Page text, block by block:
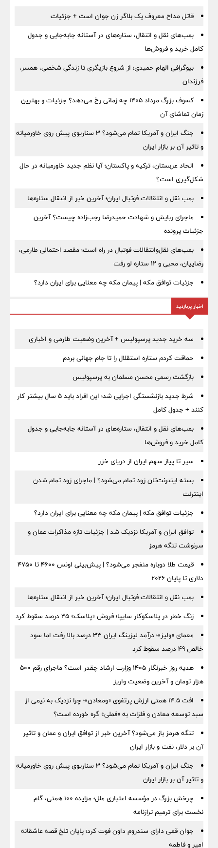
قاتل مداح معروف یک بلاگر زن جوان است + جزئیات
بمب‌های نقل و انتقال، ستاره‌های در آستانه جابه‌جایی و جدول
کامل خرید و فروش‌ها
بیوگرافی الهام حمیدی؛ از شروع بازیگری تا زندگی شخصی، همسر،
فرزندان
کسوف بزرگ مرداد ۱۴۰۵ چه زمانی رخ می‌دهد؟ جزئیات و بهترین
زمان تماشای آن
جنگ ایران و آمریکا تمام می‌شود؟ ۳ سناریوی پیش روی خاورمیانه
و تاثیر آن بر بازار ایران
اتحاد عربستان، ترکیه و پاکستان؛ آیا نظم جدید خاورمیانه در حال
شکل‌گیری است؟
بمب نقل‌ و انتقالات فوتبال ایران؛ آخرین خبر از انتقال ستاره‌ها
ماجرای ربایش و شهادت حمیدرضا رجب‌زاده چیست؟ آخرین
جزئیات پرونده
بمب‌های نقل‌وانتقالات فوتبال در راه است؛ مقصد احتمالی طارمی،
رضاییان، محبی و ۱۲ ستاره لو رفت
جزئیات توافق مکه | پیمان مکه چه معنایی برای ایران دارد؟
اخبار پربازدید
سه خرید جدید پرسپولیس + آخرین وضعیت طارمی و اخباری
حماقت کردم ستاره استقلال را تا جام جهانی بردم
بازگشت رسمی محسن مسلمان به پرسپولیس
شرط جدید بازنشستگی اجرایی شد؛ این افراد باید ۵ سال بیشتر کار
کنند + جدول کامل
بمب‌های نقل و انتقال، ستاره‌های در آستانه جابه‌جایی و جدول
کامل خرید و فروش‌ها
سیر تا پیاز سهم ایران از دریای خزر
بسته اینترنت‌تان زود تمام می‌شود؟ | ماجرای زود تمام شدن
اینترنت
جزئیات توافق مکه | پیمان مکه چه معنایی برای ایران دارد؟
توافق ایران و آمریکا نزدیک شد | جزئیات تازه مذاکرات عمان و
سرنوشت تنگه هرمز
قیمت طلا دوباره منفجر می‌شود؟ | پیش‌بینی اونس ۴۶۰۰ تا ۴۷۵۰
دلاری تا پایان ۲۰۲۶
بمب نقل‌ و انتقالات فوتبال ایران؛ آخرین خبر از انتقال ستاره‌ها
زنگ خطر در پلاسکوکار سایپا؛ فروش «پلاسک» ۴۵ درصد سقوط کرد
معمای «ولیز»؛ درآمد لیزینگ ایران ۳۳ درصد بالا رفت اما سود
خالص ۴۹ درصد سقوط کرد
هدیه روز خبرنگار ۱۴۰۵ وزارت ارشاد چقدر است؟ ماجرای رقم ۵۰۰
هزار تومان و آخرین وضعیت واریز
افت ۱۴.۵ همتی ارزش پرتفوی «ومعادن»؛ چرا نزدیک به نیمی از
سبد توسعه معادن و فلزات به «فملی» گره خورده است؟
تنگه هرمز باز می‌شود؟ آخرین خبر از توافق ایران و عمان و تاثیر
آن بر دلار، نفت و بازار ایران
جنگ ایران و آمریکا تمام می‌شود؟ ۳ سناریوی پیش روی خاورمیانه
و تاثیر آن بر بازار ایران
چرخش بزرگ در مؤسسه اعتباری ملل؛ مزایده ۱۰۰ همتی، گام
نخست برای ترمیم ترازنامه
جوان قمی دارای سندروم داون فوت کرد؛ پایان تلخ قصه عاشقانه
امیر و فاطمه